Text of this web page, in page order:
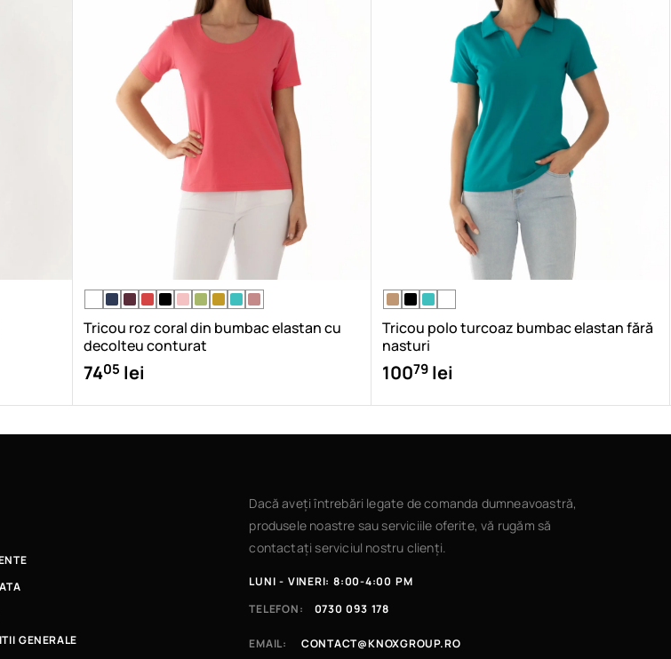
Tricou roz coral din bumbac elastan cu
decolteu conturat
7405 lei
Tricou polo turcoaz bumbac elastan fără
nasturi
10079 lei
GENERALE
Dacă aveți întrebări legate de comanda dumneavoastră,
produsele noastre sau serviciile oferite, vă rugăm să
contactați serviciul nostru clienți.
LUNI - VINERI: 8:00-4:00 PM
TELEFON:
0730 093 178
EMAIL: CONTACT@KNOXGROUP.RO